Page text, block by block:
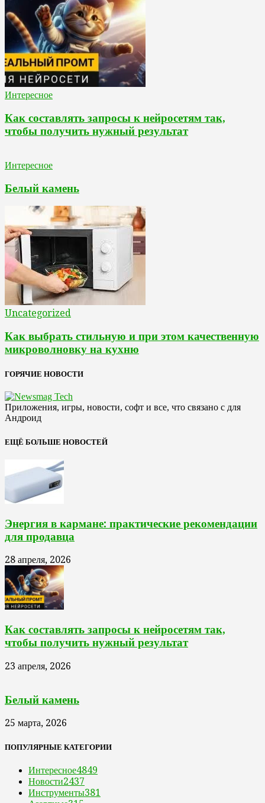
Интересное
Как составлять запросы к нейросетям так,
чтобы получить нужный результат
Интересное
Белый камень
Uncategorized
Как выбрать стильную и при этом качественную
микроволновку на кухню
ГОРЯЧИЕ НОВОСТИ
Приложения, игры, новости, софт и все, что связано с для
Андроид
ЕЩЁ БОЛЬШЕ НОВОСТЕЙ
Энергия в кармане: практические рекомендации
для продавца
28 апреля, 2026
Как составлять запросы к нейросетям так,
чтобы получить нужный результат
23 апреля, 2026
Белый камень
25 марта, 2026
ПОПУЛЯРНЫЕ КАТЕГОРИИ
Интересное4849
Новости2437
Инструменты381